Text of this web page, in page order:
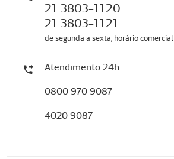
21 3803-1120
21 3803-1121
de segunda a sexta, horário comercial
Atendimento 24h
0800 970 9087
4020 9087